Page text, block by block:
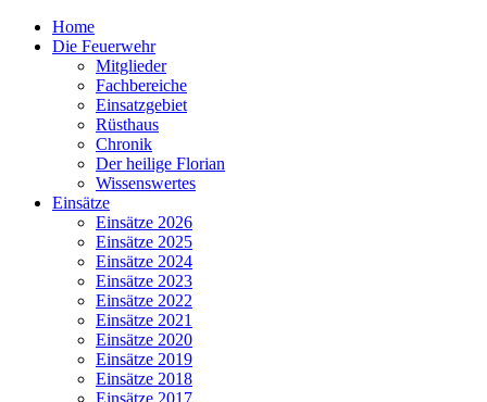
Home
Die Feuerwehr
Mitglieder
Fachbereiche
Einsatzgebiet
Rüsthaus
Chronik
Der heilige Florian
Wissenswertes
Einsätze
Einsätze 2026
Einsätze 2025
Einsätze 2024
Einsätze 2023
Einsätze 2022
Einsätze 2021
Einsätze 2020
Einsätze 2019
Einsätze 2018
Einsätze 2017